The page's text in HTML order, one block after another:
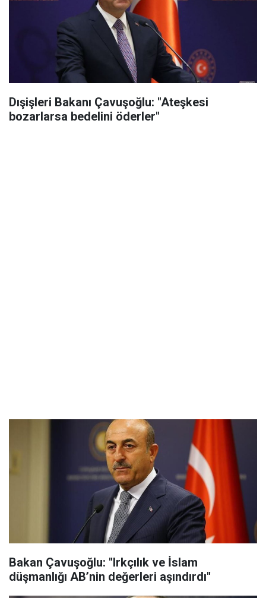
Dışişleri Bakanı Çavuşoğlu: "Ateşkesi
bozarlarsa bedelini öderler"
Bakan Çavuşoğlu: ''Irkçılık ve İslam
düşmanlığı AB’nin değerleri aşındırdı''